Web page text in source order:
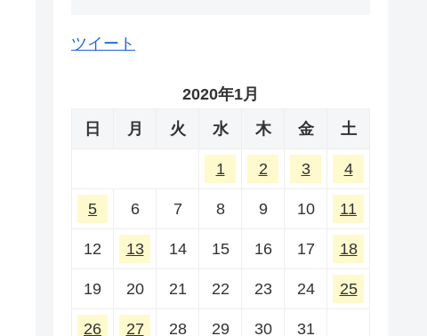
ツイート
2020年1月
日
月 火 水 木 金 土
1 2 3 4
5 6 7 8 9 10 11
12 13 14 15 16 17 18
19 20 21 22 23 24 25
26 27 28 29 30 31